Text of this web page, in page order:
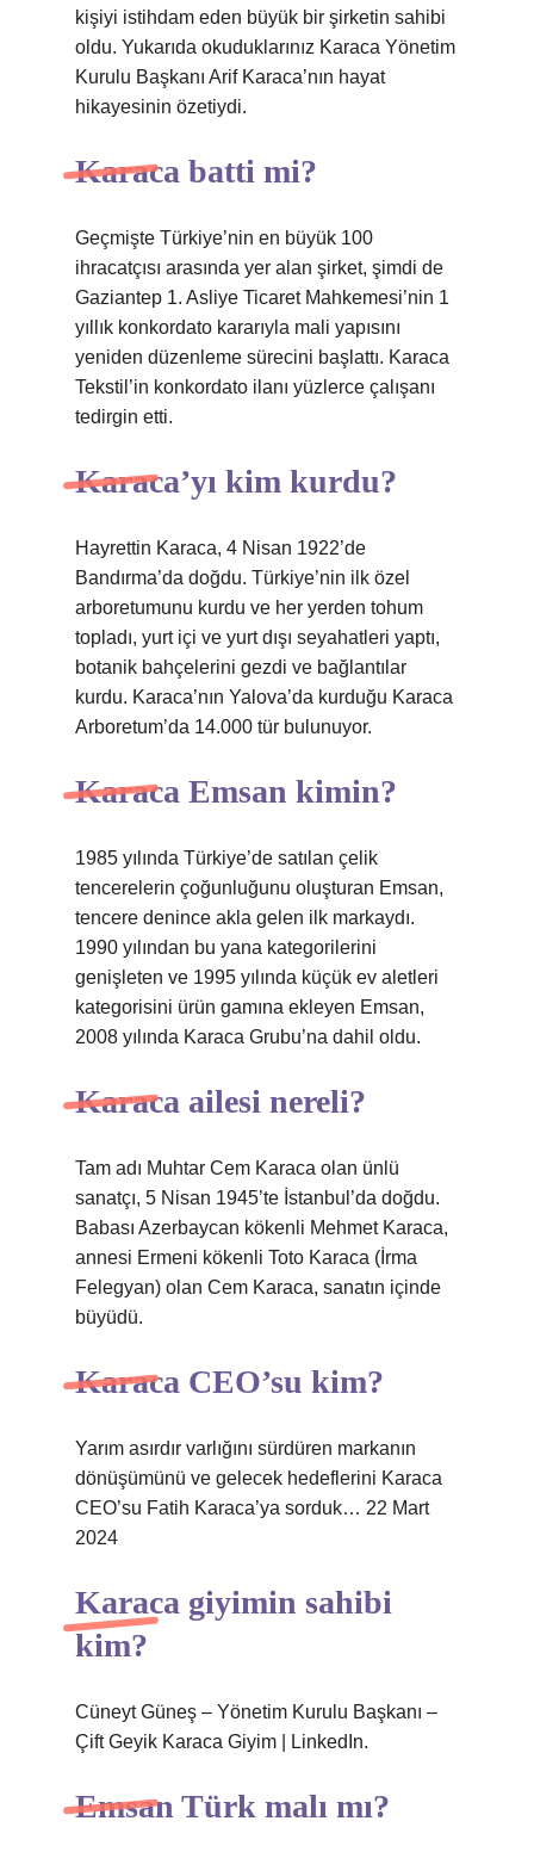
kişiyi istihdam eden büyük bir şirketin sahibi
oldu. Yukarıda okuduklarınız Karaca Yönetim
Kurulu Başkanı Arif Karaca’nın hayat
hikayesinin özetiydi.
Karaca batti mi?
Geçmişte Türkiye’nin en büyük 100
ihracatçısı arasında yer alan şirket, şimdi de
Gaziantep 1. Asliye Ticaret Mahkemesi’nin 1
yıllık konkordato kararıyla mali yapısını
yeniden düzenleme sürecini başlattı. Karaca
Tekstil’in konkordato ilanı yüzlerce çalışanı
tedirgin etti.
Karaca’yı kim kurdu?
Hayrettin Karaca, 4 Nisan 1922’de
Bandırma’da doğdu. Türkiye’nin ilk özel
arboretumunu kurdu ve her yerden tohum
topladı, yurt içi ve yurt dışı seyahatleri yaptı,
botanik bahçelerini gezdi ve bağlantılar
kurdu. Karaca’nın Yalova’da kurduğu Karaca
Arboretum’da 14.000 tür bulunuyor.
Karaca Emsan kimin?
1985 yılında Türkiye’de satılan çelik
tencerelerin çoğunluğunu oluşturan Emsan,
tencere denince akla gelen ilk markaydı.
1990 yılından bu yana kategorilerini
genişleten ve 1995 yılında küçük ev aletleri
kategorisini ürün gamına ekleyen Emsan,
2008 yılında Karaca Grubu’na dahil oldu.
Karaca ailesi nereli?
Tam adı Muhtar Cem Karaca olan ünlü
sanatçı, 5 Nisan 1945’te İstanbul’da doğdu.
Babası Azerbaycan kökenli Mehmet Karaca,
annesi Ermeni kökenli Toto Karaca (İrma
Felegyan) olan Cem Karaca, sanatın içinde
büyüdü.
Karaca CEO’su kim?
Yarım asırdır varlığını sürdüren markanın
dönüşümünü ve gelecek hedeflerini Karaca
CEO’su Fatih Karaca’ya sorduk… 22 Mart
2024
Karaca giyimin sahibi
kim?
Cüneyt Güneş – Yönetim Kurulu Başkanı –
Çift Geyik Karaca Giyim | LinkedIn.
Emsan Türk malı mı?